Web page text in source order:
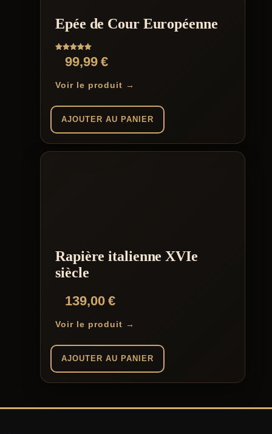
Epée de Cour Européenne
Note
5.0099,99€
Voir le produit →
AJOUTER AU PANIER
Rapière italienne XVIe
siècle
139,00€
Voir le produit →
AJOUTER AU PANIER